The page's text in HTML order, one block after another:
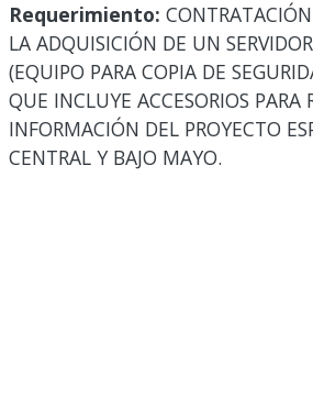
Requerimiento:
LA ADQUISICIÓN DE UN
(EQUIPO PARA COPIA DE
QUE INCLUYE ACCESORIOS PARA
INFORMACIÓN DEL PROYECTO
CENTRAL Y BAJO MAYO.